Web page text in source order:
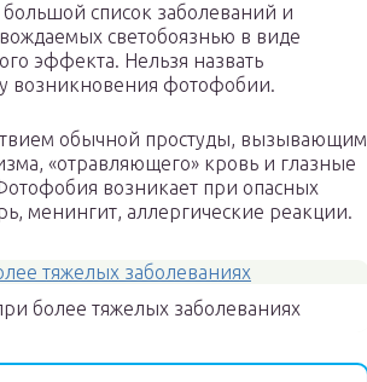
список заболеваний и
светобоязнью в виде
эффекта. Нельзя назвать
возникновения фотофобии.
обычной простуды, вызывающим
«отравляющего» кровь и глазные
возникает при опасных
менингит, аллергические реакции.
более тяжелых заболеваниях